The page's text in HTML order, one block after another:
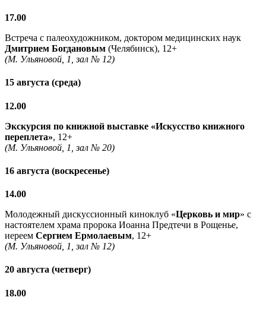
17.00
Встреча с палеохудожником, доктором медицинских наук
Дмитрием Богдановым (Челябинск), 12+
(М. Ульяновой, 1, зал № 12)
15 августа (среда)
12.00
Экскурсия по книжной выставке «Искусство книжного
переплета», 12+
(М. Ульяновой, 1, зал № 20)
16 августа (воскресенье)
14.00
Молодежный дискуссионный киноклуб «Церковь и мир» с
настоятелем храма пророка Иоанна Предтечи в Рощенье,
иереем Сергием Ермолаевым, 12+
(М. Ульяновой, 1, зал № 12)
20 августа (четверг)
18.00